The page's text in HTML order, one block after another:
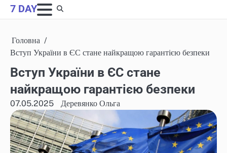
Skip
to
7 DAY
Головна
Вступ України в ЄС стане найкращою гарантією безпеки
Вступ України в ЄС стане
найкращою гарантією безпеки
07.05.2025 Деревянко Ольга